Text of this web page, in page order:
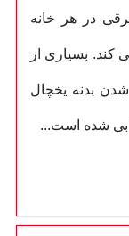
در هر خانه
بسیاری از
بدنه یخچال
شده است...